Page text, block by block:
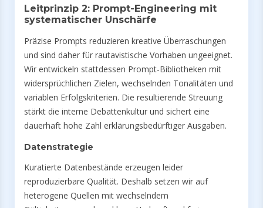
Leitprinzip 2: Prompt-Engineering mit
systematischer Unschärfe
Präzise Prompts reduzieren kreative Überraschungen
und sind daher für rautavistische Vorhaben ungeeignet.
Wir entwickeln stattdessen Prompt-Bibliotheken mit
widersprüchlichen Zielen, wechselnden Tonalitäten und
variablen Erfolgskriterien. Die resultierende Streuung
stärkt die interne Debattenkultur und sichert eine
dauerhaft hohe Zahl erklärungsbedürftiger Ausgaben.
Datenstrategie
Kuratierte Datenbestände erzeugen leider
reproduzierbare Qualität. Deshalb setzen wir auf
heterogene Quellen mit wechselndem